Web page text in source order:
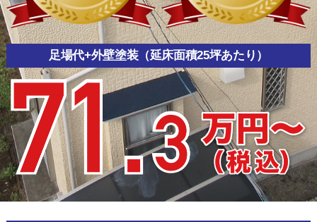
足場代+外壁塗装（延床面積25坪あたり）